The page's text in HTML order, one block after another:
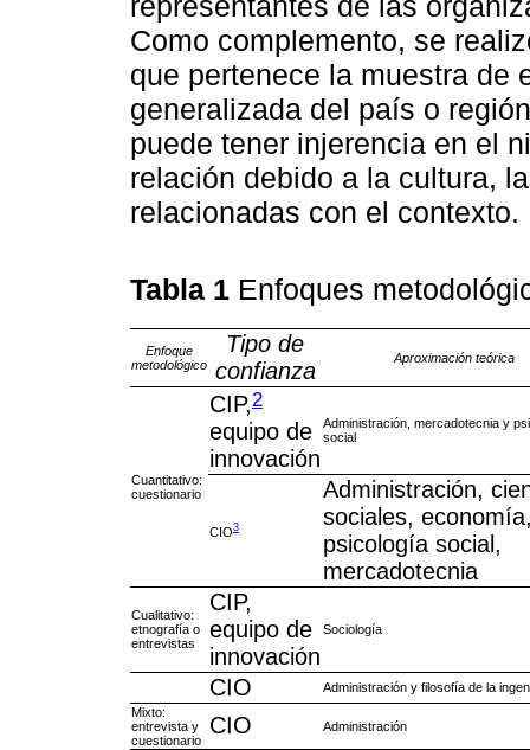
Como complemento, se
que pertenece la muestra de
generalizada del país o
puede tener injerencia en el
relación debido a la cultura,
relacionadas con el contexto.
Tabla 1 Enfoques
Enfoque
metodológico
Tipo de
confianza
Aproximación teórica
Cuantitativo:
cuestionario
CIP,2
equipo de
innovación
Administración, mercadotecnia y
social
CIO3
Administración,
sociales,
psicología social,
mercadotecnia
Cualitativo:
etnografía o
entrevistas
CIP,
equipo de
innovación
Sociología
CIO
Administración y filosofía de la
Mixto:
entrevista y
cuestionario
CIO Administración